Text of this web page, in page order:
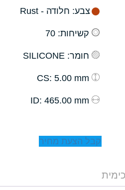
צבע: חלודה - Rust
קשיחות: 70
חומר: SILICONE
: 5.00 mm
: 465.00 mm
קבל הצעת מחיר